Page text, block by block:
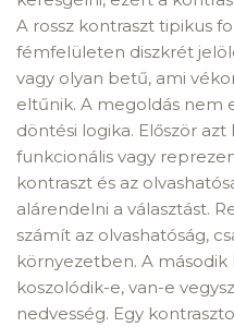
A rossz kontraszt tipikus
fémfelületen diszkrét
vagy olyan betű, ami
eltűnik. A megoldás nem
döntési logika. Először
funkcionális vagy
kontraszt és az
alárendelni a választást.
számít az olvashatóság,
környezetben. A második
koszolódik-e, van-e
nedvesség. Egy